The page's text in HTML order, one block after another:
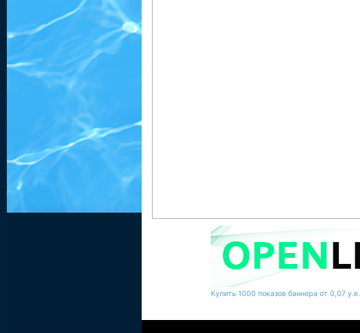
Купить 1000 показов баннера от 0,07 у.е.